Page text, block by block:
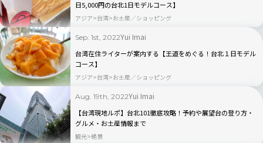
日5,000円の台北1日モデルコース】
アジア 台湾 お土産／ショッピング
Sep. 1st, 2022Yui Imai
台湾在住ライターが案内する【王道をめぐる！台北１日モデル
コース】
アジア 台湾 お土産／ショッピング
Aug. 19th, 2022Yui Imai
【台湾現地ルポ】台北101徹底攻略！予約や展望台の登り方・
グルメ・お土産情報まで
観光 絶景